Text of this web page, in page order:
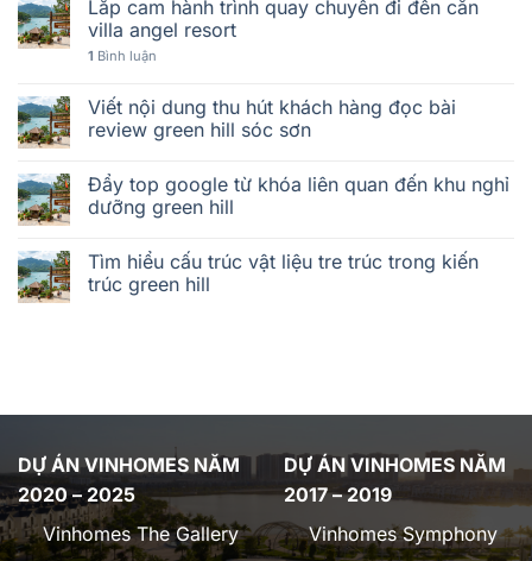
Lắp cam hành trình quay chuyến đi đến căn
villa angel resort
1 Bình luận
Viết nội dung thu hút khách hàng đọc bài
review green hill sóc sơn
Đẩy top google từ khóa liên quan đến khu nghỉ
dưỡng green hill
Tìm hiểu cấu trúc vật liệu tre trúc trong kiến
trúc green hill
DỰ ÁN VINHOMES NĂM
2020 – 2025
Vinhomes The Gallery
DỰ ÁN VINHOMES NĂM
2017 – 2019
Vinhomes Symphony